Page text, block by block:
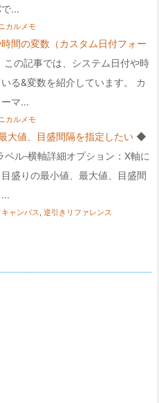
...
カルメモ
間の変数（カスタム日付フォー
この記事では、システム日付や時
る&変数を紹介しています。 カ
マ...
カルメモ
大値、目盛間隔を指定したい ◆
ベル‐横軸詳細オプション：X軸に
盛りの最小値、最大値、目盛間
ャンバス, 逆引きリファレンス